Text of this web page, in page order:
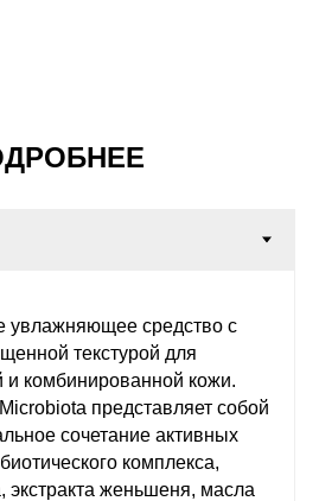
увлажняющее средство с
текстурой для
и комбинированной кожи.
представляет собой
сочетание активных
комплекса,
экстракта женьшеня, масла